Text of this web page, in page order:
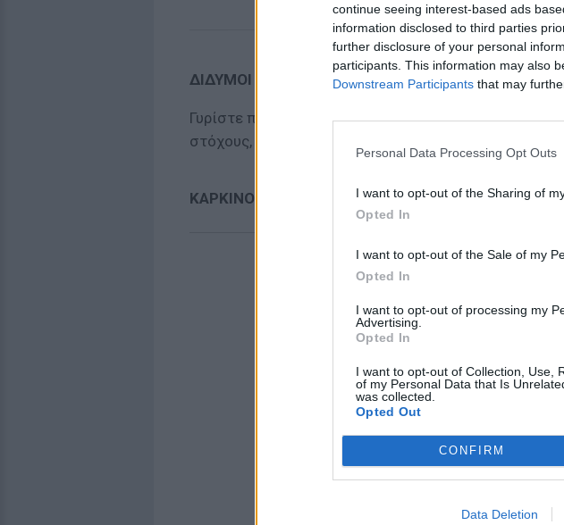
continue seeing interest-based ads
information disclosed to third parties
further disclosure of your personal
participants. This information may also
Downstream Participants that may
Personal Data Processing Opt Outs
I want to opt-out of the Sharing of
Opted In
I want to opt-out of the Sale of my
Opted In
I want to opt-out of processing my
Advertising.
Opted In
I want to opt-out of Collection, Use,
of my Personal Data that Is
was collected.
Opted Out
CONFIRM
Data Deletion
ΔΙΔΥΜΟΙ
Γυρίστε πίσω και επιθεωρήστε ρεαλιστικά κινήσεις
στόχους, που μπορεί να πέτυχαν μπορεί και όχι…
ΚΑΡΚΙΝΟΣ